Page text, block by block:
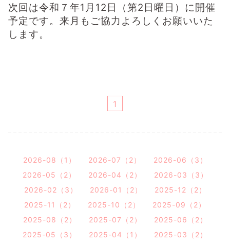
次回は令和７年1月12日（第2日曜日）に開催
予定です。 来月もご協力よろしくお願いいた
します。
1
2026-08（1） 2026-07（2）
2026-06（3）
2026-05（2）
2026-04（2）
2026-03（3）
2026-02（3）
2026-01（2）
2025-12（2）
2025-11（2）
2025-10（2）
2025-09（2）
2025-08（2）
2025-07（2）
2025-06（2）
2025-05（3）
2025-04（1）
2025-03（2）